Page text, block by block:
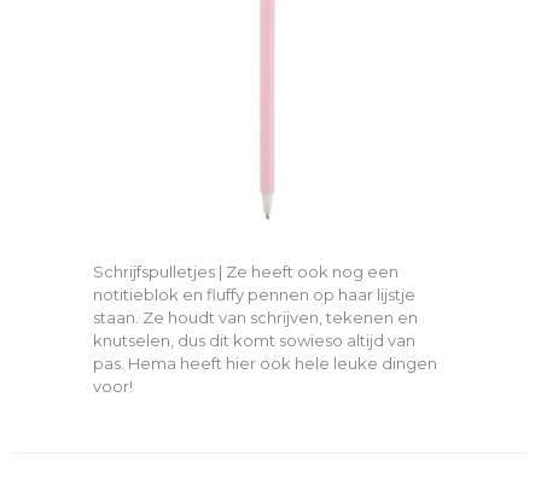
Schrijfspulletjes | Ze heeft ook nog een
notitieblok en fluffy pennen op haar lijstje
staan. Ze houdt van schrijven, tekenen en
knutselen, dus dit komt sowieso altijd van
pas. Hema heeft hier ook hele leuke dingen
voor!